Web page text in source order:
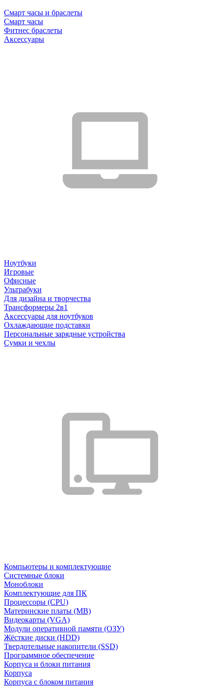
Смарт часы и браслеты
Смарт часы
Фитнес браслеты
Аксессуары
Ноутбуки
Игровые
Офисные
Ультрабуки
Для дизайна и творчества
Трансформеры 2в1
Аксессуары для ноутбуков
Охлаждающие подставки
Персональные зарядные устройства
Сумки и чехлы
Компьютеры и комплектующие
Системные блоки
Моноблоки
Комплектующие для ПК
Процессоры (CPU)
Материнские платы (MB)
Видеокарты (VGA)
Модули оперативной памяти (ОЗУ)
Жёсткие диски (HDD)
Твердотельные накопители (SSD)
Программное обеспечение
Корпуса и блоки питания
Корпуса
Корпуса с блоком питания